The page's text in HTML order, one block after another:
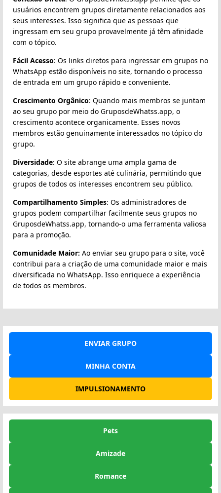
usuários encontrem grupos diretamente relacionados aos
seus interesses. Isso significa que as pessoas que
ingressam em seu grupo provavelmente já têm afinidade
com o tópico.
Fácil Acesso: Os links diretos para ingressar em grupos no
WhatsApp estão disponíveis no site, tornando o processo
de entrada em um grupo rápido e conveniente.
Crescimento Orgânico: Quando mais membros se juntam
ao seu grupo por meio do GruposdeWhatss.app, o
crescimento acontece organicamente. Esses novos
membros estão genuinamente interessados no tópico do
grupo.
Diversidade: O site abrange uma ampla gama de
categorias, desde esportes até culinária, permitindo que
grupos de todos os interesses encontrem seu público.
Compartilhamento Simples: Os administradores de
grupos podem compartilhar facilmente seus grupos no
GruposdeWhatss.app, tornando-o uma ferramenta valiosa
para a promoção.
Comunidade Maior: Ao enviar seu grupo para o site, você
contribui para a criação de uma comunidade maior e mais
diversificada no WhatsApp. Isso enriquece a experiência
de todos os membros.
ENVIAR GRUPO
MINHA CONTA
IMPULSIONAMENTO
Pets
Amizade
Romance